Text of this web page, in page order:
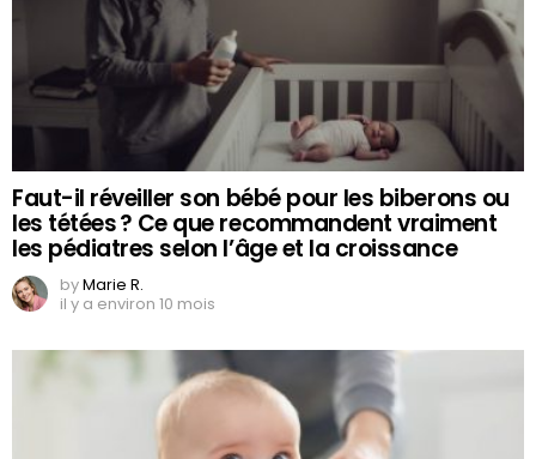
Faut-il réveiller son bébé pour les biberons ou
les tétées ? Ce que recommandent vraiment
les pédiatres selon l’âge et la croissance
byMarie R.
il y a environ 10 mois